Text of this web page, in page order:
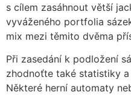
s cílem zasáhnout větší
vyváženého portfolia
mix mezi těmito dvěma
Při zasedání k podložení
zhodnoťte také statistiky
Některé herní automaty